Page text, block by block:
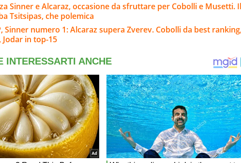
Sinner e Alcaraz, occasione da sfruttare per Cobolli e Musetti. Il
Tsitsipas, che polemica
Sinner numero 1: Alcaraz supera Zverev. Cobolli da best
in top-15